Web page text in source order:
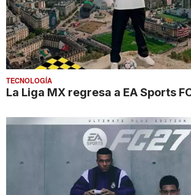
TECNOLOGÍA
La Liga MX regresa a EA Sports